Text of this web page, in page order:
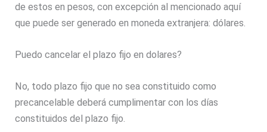
de estos en pesos, con excepción al mencionado aquí
que puede ser generado en moneda extranjera: dólares.
Puedo cancelar el plazo fijo en dolares?
No, todo plazo fijo que no sea constituido como
precancelable deberá cumplimentar con los días
constituidos del plazo fijo.